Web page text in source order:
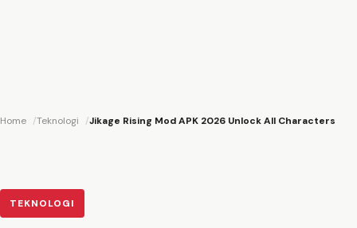
Home Teknologi Jikage Rising Mod APK 2026 Unlock All Characters
TEKNOLOGI